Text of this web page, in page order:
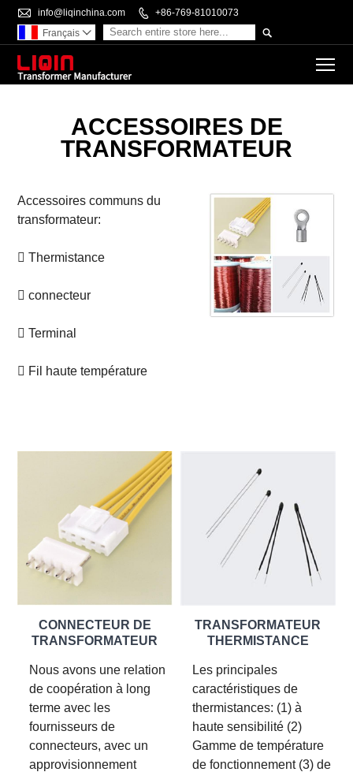
 info@liqinchina.com  +86-769-81010073

Français 
ACCESSOIRES DE
TRANSFORMATEUR
Accessoires communs du
transformateur:
 Thermistance
 connecteur
 Terminal
 Fil haute température
CONNECTEUR DE
TRANSFORMATEUR
Nous avons une relation
de coopération à long
terme avec les
fournisseurs de
connecteurs, avec un
approvisionnement
TRANSFORMATEUR
THERMISTANCE
Les principales
caractéristiques de
thermistances: (1) à
haute sensibilité (2)
Gamme de température
de fonctionnement (3) de